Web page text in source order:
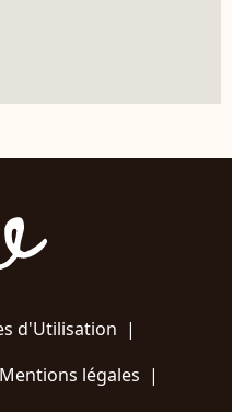
d'Utilisation |
Mentions légales |